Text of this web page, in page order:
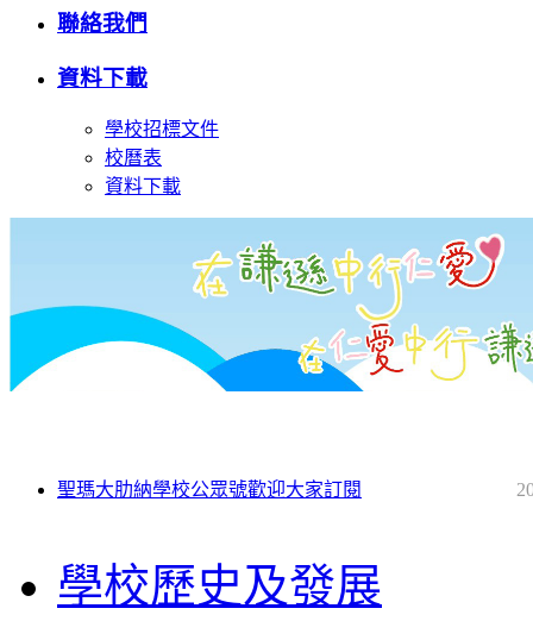
聯絡我們
資料下載
學校招標文件
校曆表
資料下載
聖瑪大肋納學校公眾號歡迎大家訂閱
學校歷史及發展